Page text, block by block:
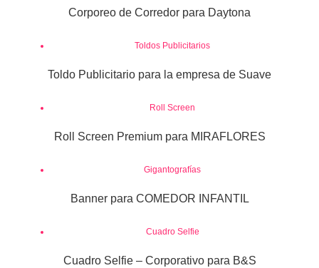
Corporeo de Corredor para Daytona
Toldos Publicitarios
Toldo Publicitario para la empresa de Suave
Roll Screen
Roll Screen Premium para MIRAFLORES
Gigantografías
Banner para COMEDOR INFANTIL
Cuadro Selfie
Cuadro Selfie – Corporativo para B&S